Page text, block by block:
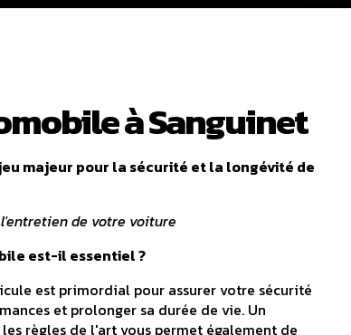
à Sanguinet
majeur pour la sécurité et la longévité de
de votre voiture
est-il essentiel ?
est primordial pour assurer votre sécurité
et prolonger sa durée de vie. Un
règles de l'art vous permet également de